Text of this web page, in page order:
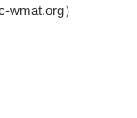
wmat.org）